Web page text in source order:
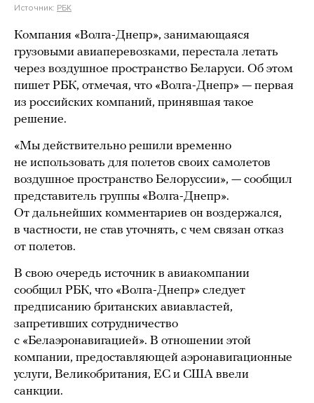
Источник: РБК
Компания «Волга-Днепр», занимающаяся
грузовыми авиаперевозками, перестала летать
через воздушное пространство Беларуси. Об этом
пишет РБК, отмечая, что «Волга-Днепр» — первая
из российских компаний, принявшая такое
решение.
«Мы действительно решили временно
не использовать для полетов своих самолетов
воздушное пространство Белоруссии», — сообщил
представитель группы «Волга-Днепр».
От дальнейших комментариев он воздержался,
в частности, не став уточнять, с чем связан отказ
от полетов.
В свою очередь источник в авиакомпании
сообщил РБК, что «Волга-Днепр» следует
предписанию британских авиавластей,
запретивших сотрудничество
с «Белаэронавигацией». В отношении этой
компании, предоставляющей аэронавигационные
услуги, Великобритания, ЕС и США ввели
санкции.